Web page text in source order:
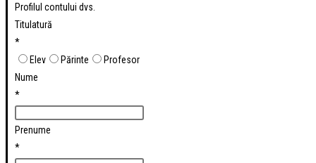
Profilul contului dvs.
Titulatură
*
Elev
Părinte
Profesor
Nume
*
Prenume
*